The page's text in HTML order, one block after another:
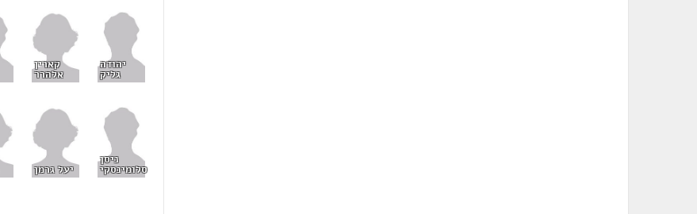
יהודה
גליק
קארין
אלהרר
ניסן
סלומינסקי יעל גרמן